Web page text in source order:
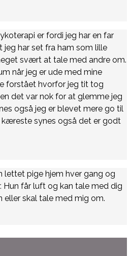
er fordi jeg har en far
jeg har set fra ham som lille
svært at tale med andre om.
når jeg er ude med mine
forstået hvorfor jeg tit tog
det var nok for at glemme jeg
også jeg er blevet mere go til
synes også det er godt
lettet pige hjem hver gang og
Hun får luft og kan tale med dig
eller skal tale med mig om.